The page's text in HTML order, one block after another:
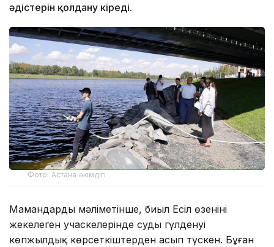
әдістерін қолдану кіреді.
Фото: Астана әкімдігі
Мамандардың мәліметінше, биыл Есіл өзенінің
жекелеген учаскелерінде судың гүлденуі
көпжылдық көрсеткіштерден асып түскен. Бұған